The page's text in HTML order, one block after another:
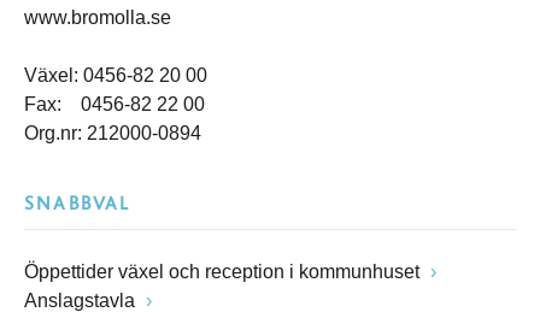
www.bromolla.se
Växel: 0456-82 20 00
Fax: 0456-82 22 00
Org.nr: 212000-0894
SNABBVAL
Öppettider växel och reception i kommunhuset
Anslagstavla